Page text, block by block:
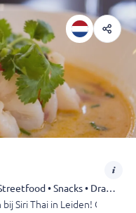
Thais • Aziatisch • Kip • Rundvlees • Streetfood • Snacks • Drankjes
Siri Thai in Leiden! Geniet